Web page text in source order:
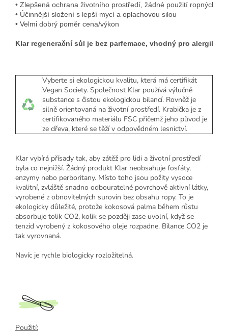
• Zlepšená ochrana životního prostředí, žádné použití ropných
• Účinnější složení s lepší mycí a oplachovou silou
Klar regenerační sůl je bez parfemace, vhodný pro alergiky,
Vyberte si ekologickou kvalitu, která má certifikát
Vegan Society. Společnost Klar používá výlučně
substance s čistou ekologickou bilancí. Rovněž je
silně orientovaná na životní prostředí. Krabička je z
certifikovaného materiálu FSC přičemž jeho původ je
ze dřeva, které se těží v odpovědném lesnictví.
Klar vybírá přísady tak, aby zátěž pro lidi a životní prostředí
byla co nejnižší. Žádný produkt Klar neobsahuje fosfáty,
enzymy nebo perboritany. Místo toho jsou požity vysoce
kvalitní, zvláště snadno odbouratelné povrchově aktivní látky,
vyrobené z obnovitelných surovin bez obsahu ropy. To je
ekologicky důležité, protože kokosová palma během růstu
absorbuje tolik CO2, kolik se později zase uvolní, když se
tenzid vyrobený z kokosového oleje rozpadne. Bilance CO2 je
tak vyrovnaná.
Navíc je rychle biologicky rozložitelná.
Použití: